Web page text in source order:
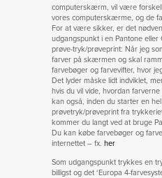
computerskærm, vil være
vores computerskærme, og de
For at være sikker, er det
udgangspunkt i en Pantone eller
prøve-tryk/prøveprint: Når jeg
farver på skærmen og skal
farvebøger og farvevifter, hvor
Det lyder måske lidt indviklet,
hvis du vil vide, hvordan
kan også, inden du starter en
prøvetryk/prøveprint fra
kommer du langt ved at bruge
Du kan købe farvebøger og
internettet – fx. her
Som udgangspunkt trykkes en
billigst og det ‘Europa 4-